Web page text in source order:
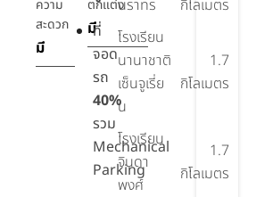
ความ
สะดวก
มี
ตกแต่ง
มีที่
จอด
รถ
40%
รวม
Mechanical
Parking
นราทร
กิโลเมตร
โรงเรียน
นานาชาติ
เซ็นจูเรี่ย
น
1.7
กิโลเมตร
โรงเรียน
จินดา
พงศ์
1.7
กิโลเมตร